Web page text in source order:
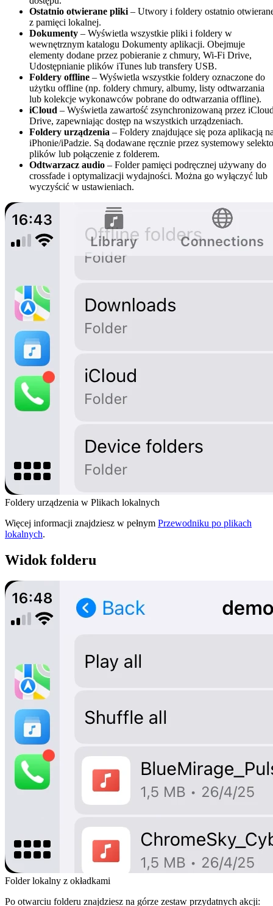
Ostatnio otwierane pliki – Utwory i foldery ostatnio
z pamięci lokalnej.
Dokumenty – Wyświetla wszystkie pliki i foldery w
wewnętrznym katalogu Dokumenty aplikacji. Obejmuje
elementy dodane przez pobieranie z chmury, Wi-Fi Drive,
Udostępnianie plików iTunes lub transfery USB.
Foldery offline – Wyświetla wszystkie foldery oznaczone do
użytku offline (np. foldery chmury, albumy, listy odtwarzania
lub kolekcje wykonawców pobrane do odtwarzania offline).
iCloud – Wyświetla zawartość zsynchronizowaną przez
Drive, zapewniając dostęp na wszystkich urządzeniach.
Foldery urządzenia – Foldery znajdujące się poza aplikacją
iPhonie/iPadzie. Są dodawane ręcznie przez systemowy
plików lub połączenie z folderem.
Odtwarzacz audio – Folder pamięci podręcznej używany do
crossfade i optymalizacji wydajności. Można go wyłączyć lub
wyczyścić w ustawieniach.
Foldery urządzenia w Plikach lokalnych
Więcej informacji znajdziesz w pełnym Przewodniku po plikach
lokalnych.
Widok folderu
Folder lokalny z okładkami
Po otwarciu folderu znajdziesz na górze zestaw przydatnych akcji: